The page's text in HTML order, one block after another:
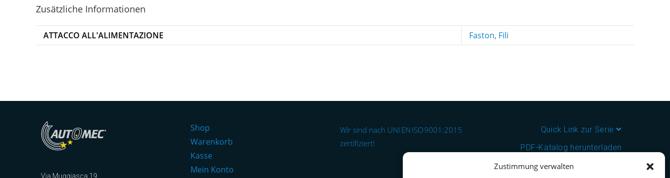
Zustimmung verwalten
Zusätzliche Informationen
ATTACCO ALL'ALIMENTAZIONE Faston, Fili
Via Muggiasca 19
Shop
Warenkorb
Kasse
Mein Konto
Wir sind nach UNI EN ISO 9001:2015
zertifiziert!
Quick Link zur Serie
PDF-Katalog herunterladen